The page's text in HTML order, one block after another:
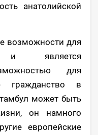
анатолийской
возможности для
является
для
гражданство в
может быть
он намного
европейские